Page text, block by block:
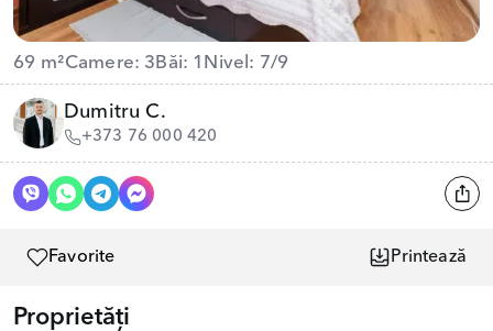
69 m²Camere: 3 Băi: 1 Nivel: 7/9
Dumitru C.
+373 76 000 420
Favorite Printează
Proprietăți